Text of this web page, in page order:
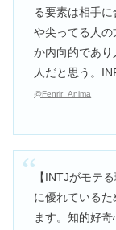
る要素は相手
や尖ってる人の
か内向的であ
人だと思う。
@Fenrir_Anima
【INTJがモテ
に優れている
ます。知的好